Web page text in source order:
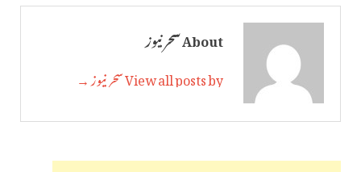
About سحر نیوز
View all posts by سحر نیوز →